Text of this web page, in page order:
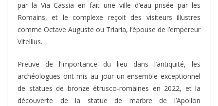
par la Via Cassia en fait une ville d’eau prisée par les
Romains, et le complexe reçoit des visiteurs illustres
comme Octave Auguste ou Triaria, l’épouse de l’empereur
Vitellius.
Preuve de l’importance du lieu dans l’antiquité, les
archéologues ont mis au jour un ensemble exceptionnel
de statues de bronze étrusco-romaines en 2022, et la
découverte de la statue de marbre de l’Apollon